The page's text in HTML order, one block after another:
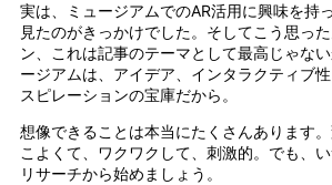
実は、ミュージアムでのAR活用に興味を持
見たのがきっかけでした。そしてこう思っ
ン、これは記事のテーマとして最高じゃな
ージアムは、アイデア、インタラクティブ
スピレーションの宝庫だから。
想像できることは本当にたくさんあります
こよくて、ワクワクして、刺激的。でも、
リサーチから始めましょう。